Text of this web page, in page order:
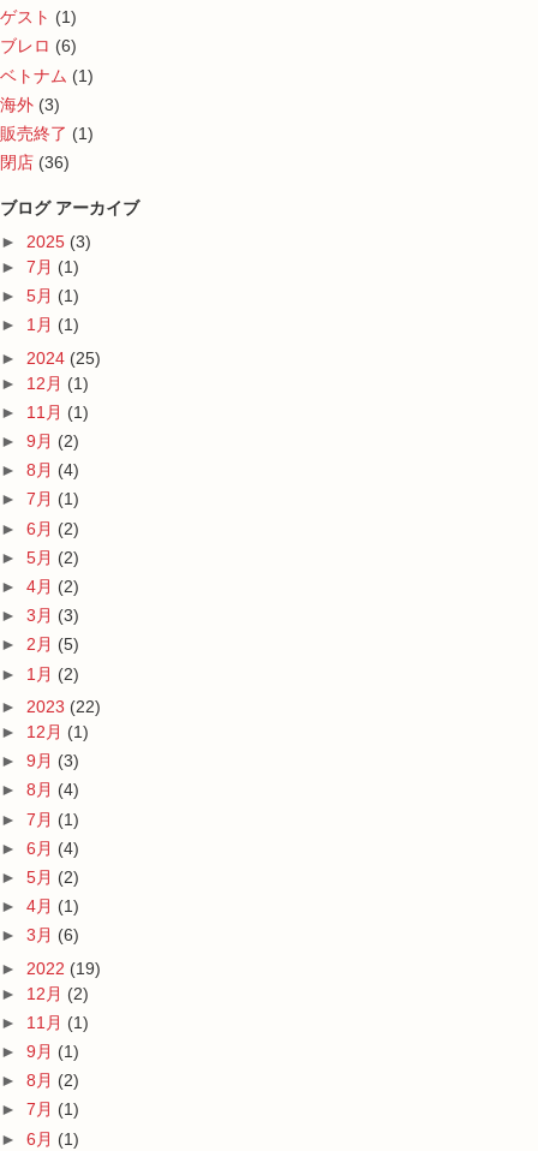
ゲスト (1)
ブレロ (6)
ベトナム (1)
海外 (3)
販売終了 (1)
閉店 (36)
ブログ アーカイブ
► 2025 (3)
► 7月 (1)
► 5月 (1)
► 1月 (1)
► 2024 (25)
► 12月 (1)
► 11月 (1)
► 9月 (2)
► 8月 (4)
► 7月 (1)
► 6月 (2)
► 5月 (2)
► 4月 (2)
► 3月 (3)
► 2月 (5)
► 1月 (2)
► 2023 (22)
► 12月 (1)
► 9月 (3)
► 8月 (4)
► 7月 (1)
► 6月 (4)
► 5月 (2)
► 4月 (1)
► 3月 (6)
► 2022 (19)
► 12月 (2)
► 11月 (1)
► 9月 (1)
► 8月 (2)
► 7月 (1)
► 6月 (1)